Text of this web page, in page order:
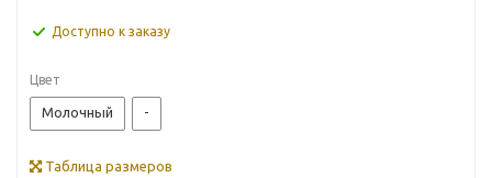
Доступно к заказу
Цвет
Молочный -
Таблица размеров